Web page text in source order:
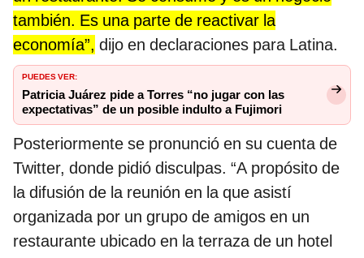
también. Es una parte de reactivar la
economía”, dijo en declaraciones para Latina.
PUEDES VER:
Patricia Juárez pide a Torres “no jugar con las
expectativas” de un posible indulto a Fujimori
Posteriormente se pronunció en su cuenta de
Twitter, donde pidió disculpas. “A propósito de
la difusión de la reunión en la que asistí
organizada por un grupo de amigos en un
restaurante ubicado en la terraza de un hotel